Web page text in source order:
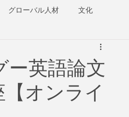
グローバル人材 文化
社会政策
コロナウイルス
英語論文
オンライ